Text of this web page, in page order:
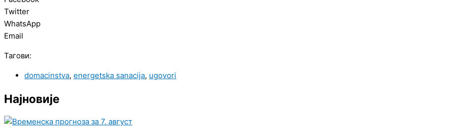
Twitter
WhatsApp
Email
Тагови:
domacinstva, energetska sanacija, ugovori
Најновије